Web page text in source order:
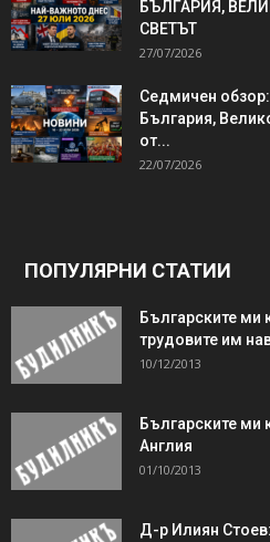
БЪЛГАРИЯ,
СВЕТЪТ
27/07/2026
Седмичен
България,
от...
22/07/2026
ПОПУЛЯРНИ СТАТИИ
Българските ми
трудовите им
10/12/2013
Българските ми
Англия
01/10/2013
Д-р Илиян